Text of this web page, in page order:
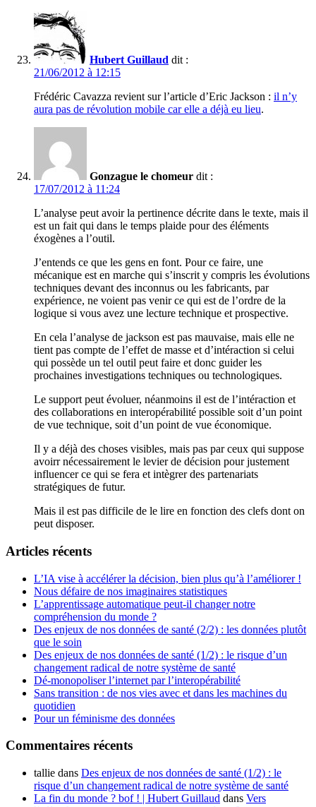
Hubert Guillaud dit :
21/06/2012 à 12:15
Frédéric Cavazza revient sur l’article d’Eric Jackson : il n’y
aura pas de révolution mobile car elle a déjà eu lieu.
Gonzague le chomeur dit :
17/07/2012 à 11:24
L’analyse peut avoir la pertinence décrite dans le texte, mais il
est un fait qui dans le temps plaide pour des éléments
éxogènes a l’outil.
J’entends ce que les gens en font. Pour ce faire, une
mécanique est en marche qui s’inscrit y compris les évolutions
techniques devant des inconnus ou les fabricants, par
expérience, ne voient pas venir ce qui est de l’ordre de la
logique si vous avez une lecture technique et prospective.
En cela l’analyse de jackson est pas mauvaise, mais elle ne
tient pas compte de l’effet de masse et d’intéraction si celui
qui possède un tel outil peut faire et donc guider les
prochaines investigations techniques ou technologiques.
Le support peut évoluer, néanmoins il est de l’intéraction et
des collaborations en interopérabilité possible soit d’un point
de vue technique, soit d’un point de vue économique.
Il y a déjà des choses visibles, mais pas par ceux qui suppose
avoirr nécessairement le levier de décision pour justement
influencer ce qui se fera et intègrer des partenariats
stratégiques de futur.
Mais il est pas difficile de le lire en fonction des clefs dont on
peut disposer.
Articles récents
L’IA vise à accélérer la décision, bien plus qu’à l’améliorer !
Nous défaire de nos imaginaires statistiques
L’apprentissage automatique peut-il changer notre
compréhension du monde ?
Des enjeux de nos données de santé (2/2) : les données plutôt
que le soin
Des enjeux de nos données de santé (1/2) : le risque d’un
changement radical de notre système de santé
Dé-monopoliser l’internet par l’interopérabilité
Sans transition : de nos vies avec et dans les machines du
quotidien
Pour un féminisme des données
Commentaires récents
tallie dans Des enjeux de nos données de santé (1/2) : le
risque d’un changement radical de notre système de santé
La fin du monde ? bof ! | Hubert Guillaud dans Vers